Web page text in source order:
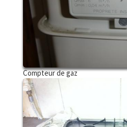
Compteur de gaz